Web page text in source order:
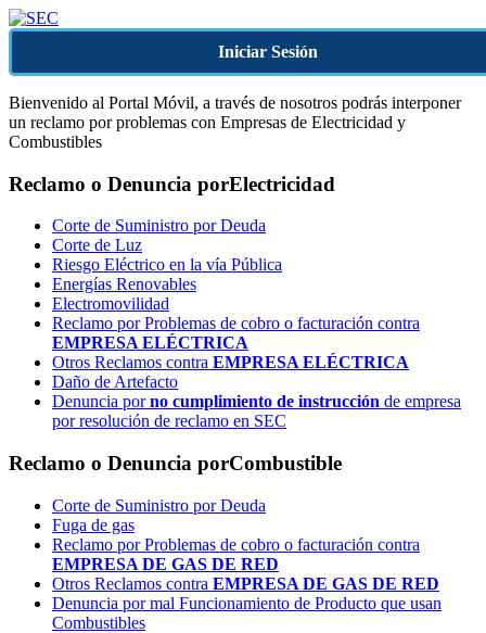
Iniciar Sesión
Bienvenido al Portal Móvil, a través de nosotros podrás interponer
un reclamo por problemas con Empresas de Electricidad y
Combustibles
Reclamo o Denuncia porElectricidad
Corte de Suministro por Deuda
Corte de Luz
Riesgo Eléctrico en la vía Pública
Energías Renovables
Electromovilidad
Reclamo por Problemas de cobro o facturación contra
EMPRESA ELÉCTRICA
Otros Reclamos contra EMPRESA ELÉCTRICA
Daño de Artefacto
Denuncia porno cumplimiento de instrucción de empresa
por resolución de reclamo en SEC
Reclamo o Denuncia porCombustible
Corte de Suministro por Deuda
Fuga de gas
Reclamo por Problemas de cobro o facturación contra
EMPRESA DE GAS DE RED
Otros Reclamos contra EMPRESA DE GAS DE RED
Denuncia por mal Funcionamiento de Producto que usan
Combustibles